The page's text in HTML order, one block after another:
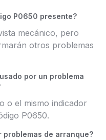
P0650 presente?
mecánico, pero
otros problemas
por un problema
o el mismo indicador
P0650.
problemas de arranque?